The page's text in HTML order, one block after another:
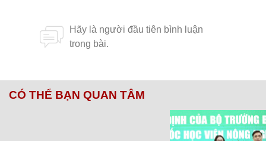
CÓ THỂ BẠN QUAN TÂM